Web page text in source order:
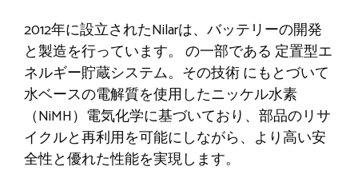
2012年に設立されたNilarは、バッテリーの開発
と製造を行っています。 の一部である 定置型エ
ネルギー貯蔵システム。その技術にもとづいて
水ベースの電解質を使用したニッケル水素
（NiMH）電気化学に基づいており、部品のリサ
イクルと再利用を可能にしながら、より高い安
全性と優れた性能を実現します。